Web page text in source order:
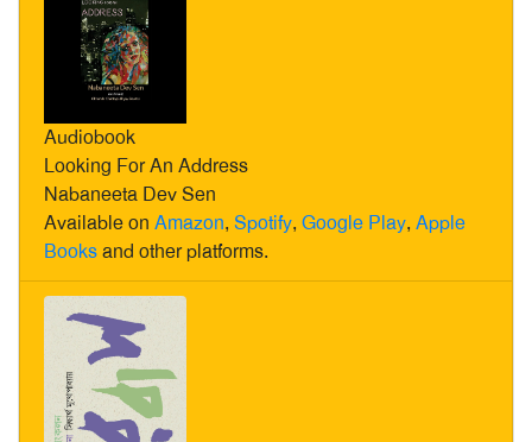
Audiobook
Looking For An Address
Nabaneeta Dev Sen
Available on Amazon, Spotify, Google Play, Apple
Booksand other platforms.